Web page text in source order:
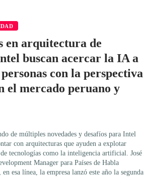
en arquitectura de
buscan acercar la IA a
con la perspectiva
el mercado peruano y
de múltiples novedades y desafíos para Intel
con arquitecturas que ayuden a explotar
tecnologías como la inteligencia artificial. José
Manager para Países de Habla
esa línea, la empresa lanzó este año la segunda